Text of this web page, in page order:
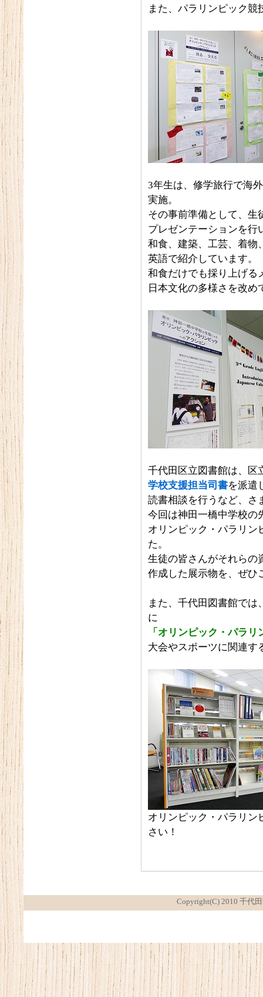
また、パラリンピック
3年生は、修学旅行で海
実施。
その事前準備として、生
プレゼンテーションを行
和食、建築、工芸、着物
英語で紹介しています。
和食だけでも採り上げる
日本文化の多様さを改
千代田区立図書館は、区
学校支援担当司書を派遣
読書相談を行うなど、さ
今回は神田一橋中学校の
オリンピック・パラリン
た。
生徒の皆さんがそれらの
作成した展示物を、ぜひ
また、千代田図書館で
に
「オリンピック・パラ
大会やスポーツに関連す
オリンピック・パラリン
さい！
Copyright(C) 2010 千代